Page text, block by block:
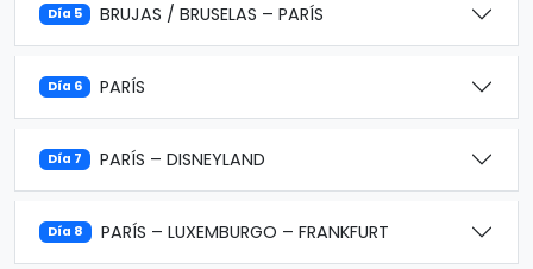
Día 5 BRUJAS / BRUSELAS – PARÍS
Día 6 PARÍS
Día 7 PARÍS – DISNEYLAND
Día 8 PARÍS – LUXEMBURGO – FRANKFURT